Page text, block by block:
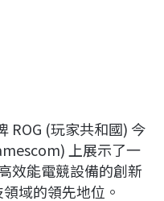
ROG (玩家共和國) 今
上展示了一
效能電競設備的創新
域的領先地位。